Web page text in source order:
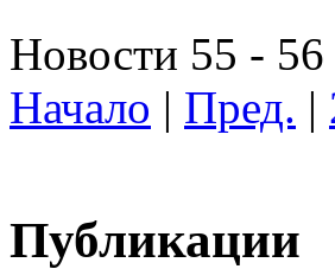
Новости 55 - 56
Начало | Пред. |
Публикации